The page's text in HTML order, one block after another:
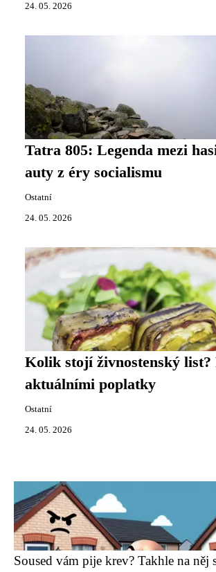
24. 05. 2026
Tatra 805: Legenda mezi
auty z éry socialismu
Ostatní
24. 05. 2026
Kolik stojí živnostenský list?
aktuálními poplatky
Ostatní
24. 05. 2026
Soused vám pije krev? Takhle na něj